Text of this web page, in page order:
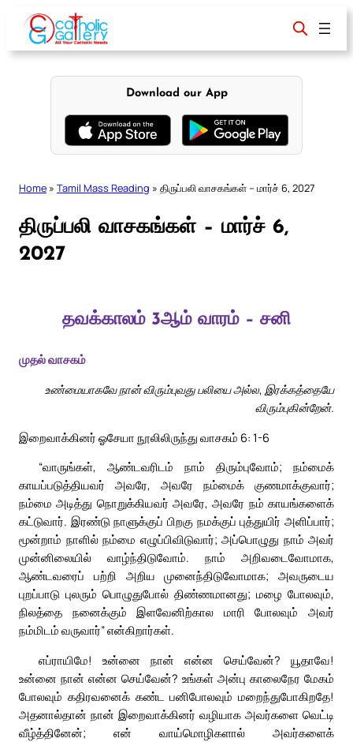
content
Download our App
Home » Tamil Mass Reading » திருப்பலி வாசகங்கள் – மார்ச் 6, 2027
திருப்பலி வாசகங்கள் – மார்ச் 6,
2027
தவக்காலம் 3ஆம் வாரம் – சனி
முதல் வாசகம்
உண்மையாகவே நான் விரும்புவது பலியை அல்ல, இரக்கத்தையே
விரும்புகின்றேன்.
இறைவாக்கினர் ஓசேயா நூலிலிருந்து வாசகம் 6: 1-6
“வாருங்கள், ஆண்டவரிடம் நாம் திரும்புவோம்; நம்மைக்
காயப்படுத்தியவர் அவரே, அவரே நம்மைக் குணமாக்குவார்;
நம்மை அடித்து நொறுக்கியவர் அவரே, அவரே நம் காயங்களைக்
கட்டுவார். இரண்டு நாளுக்குப் பிறகு நமக்குப் புத்துயிர் அளிப்பார்;
மூன்றாம் நாளில் நம்மை எழுப்பிவிடுவார்; அப்பொழுது நாம் அவர்
முன்னிலையில் வாழ்ந்திடுவோம். நாம் அறிவடைவோமாக,
ஆண்டவரைப் பற்றி அறிய முனைந்திடுவோமாக; அவருடைய
புறப்பாடு புலரும் பொழுதுபோல் திண்ணமானது; மழை போலவும்,
நிலத்தை நனைக்கும் இளவேனிற்கால மாரி போலவும் அவர்
நம்மிடம் வருவார்” என்கிறார்கள்.
எப்ராயிமே! உன்னை நான் என்ன செய்வேன்? யூதாவே!
உன்னை நான் என்ன செய்வேன்? உங்கள் அன்பு காலைநேர மேகம்
போலவும் கதிரவனைக் கண்ட பனிபோலவும் மறைந்துபோகிறதே!
அதனால்தான் நான் இறைவாக்கினர் வழியாக அவர்களை வெட்டி
வீழ்த்தினேன்; என் வாய்மொழிகளால் அவர்களைக்